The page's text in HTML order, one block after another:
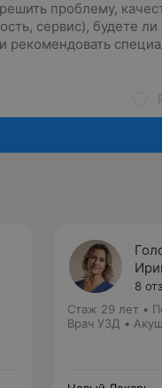
8
Стаж 29 лет •
Врач УЗД •